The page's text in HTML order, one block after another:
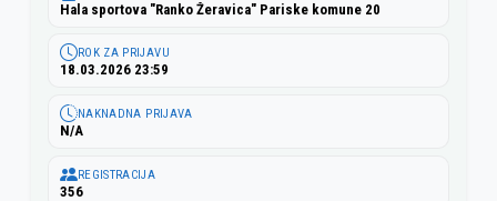
Hala sportova "Ranko Žeravica" Pariske komune 20
ROK ZA PRIJAVU
18.03.2026 23:59
NAKNADNA PRIJAVA
N/A
REGISTRACIJA
356